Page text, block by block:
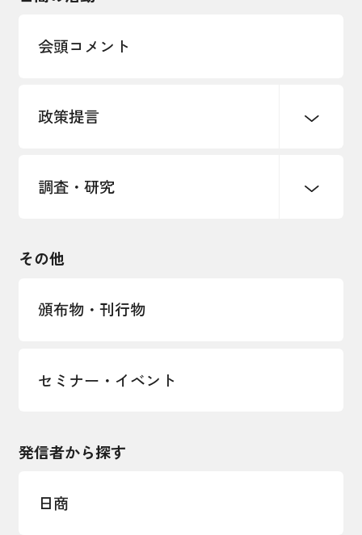
海外情報レポート
安全保障貿易管理・技術流出防止に関す
経営者保証に関するガイドライン
会頭コメント
政策提言
中小企業経営
国土強靭化・社会基盤整備・震災復興
調査・研究
LOBO調査
その他
頒布物・刊行物
セミナー・イベント
発信者から探す
日商